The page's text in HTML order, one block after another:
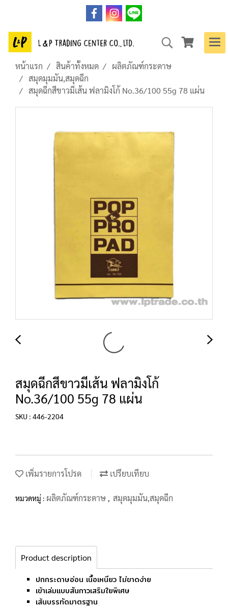
หน้าแรก สินค้าทั้งหมด
ผลิตภัณฑ์กระดาษ
สมุดมุมมัน,สมุดฉีก
สมุดฉีกสีขาวมีเส้น ฟลามิงโก้ No.36/100 55g 78 แผ่น
สมุดฉีกสีขาวมีเส้น ฟลามิงโก้
No.36/100 55g 78 แผ่น
SKU : 446-2204
เพิ่มรายการโปรด เปรียบเทียบ
หมวดหมู่ : ผลิตภัณฑ์กระดาษ , สมุดมุมมัน,สมุดฉีก
Product description
ปกกระดาษอ่อน เนื้อเหนียว ไม่ขาดง่าย
เข้าเล่มแบบสันกาวเสริมใยพิเศษ
เส้นบรรทัดมาตรฐาน